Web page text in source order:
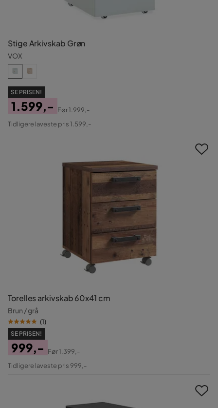
Stige Arkivskab Grøn
VOX
SE PRISEN!
Pris
1.599,-
Original
Før1.999,-
Tidligere laveste pris 1.599,-
Torelles arkivskab 60x41 cm
Brun / grå
(1)
SE PRISEN!
Pris
999,-
Original
Før1.399,-
Tidligere laveste pris 999,-